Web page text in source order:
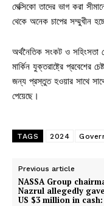
মেক্সিকো তাদের ভাগ করা
থেকে অনেক চাপের সম্মুখীন
অর্থনৈতিক সংকট ও সহিংসতা
মার্কিন যুক্তরাষ্ট্রে প্রবেশের
জন্য প্রস্তুত হওয়ার সাথে
পেয়েছে।
TAGS 2024
Previous article
NASSA Group
Nazrul allegedly
US $3 million in cash: